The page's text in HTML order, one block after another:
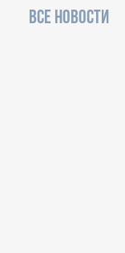
ВСЕ НОВОСТИ